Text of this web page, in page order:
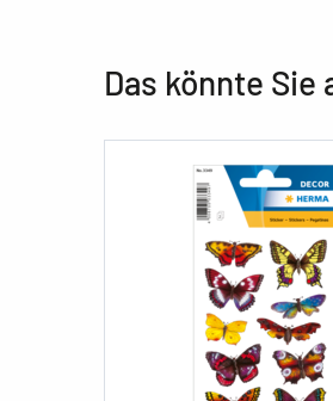
Das könnte